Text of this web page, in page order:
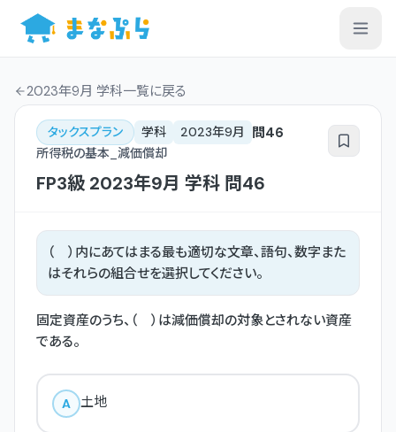
2023年9月 学科一覧に戻る
タックスプラン 学科 2023年9月 問46
所得税の基本_減価償却
FP3級 2023年9月 学科 問46
（ ）内にあてはまる最も適切な文章、語句、数字また
はそれらの組合せを選択してください。
固定資産のうち、（ ）は減価償却の対象とされない資産
である。
A 土地